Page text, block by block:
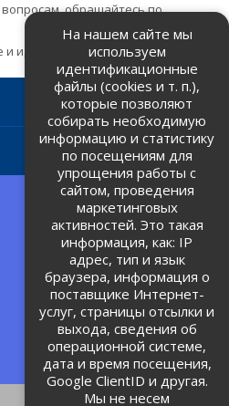
обращайтесь по
идентификации товара.
Телефоны:
+7 (812) 971-42-42
Политика об обработке и
защите персональных данных
Соглашение на обработку
персональных данных
На нашем сайте мы
используем
идентификационные
файлы (cookies и т. п.),
которые позволяют
собирать необходимую
информацию и статистику
по посещениям для
упрощения работы с
сайтом, проведения
маркетинговых
активностей. Это такая
информация, как: IP
адрес, тип и язык
браузера, информация о
поставщике Интернет-
услуг, страницы отсылки и
выхода, сведения об
операционной системе,
дата и время посещения,
Google ClientID и другая.
Мы не несем